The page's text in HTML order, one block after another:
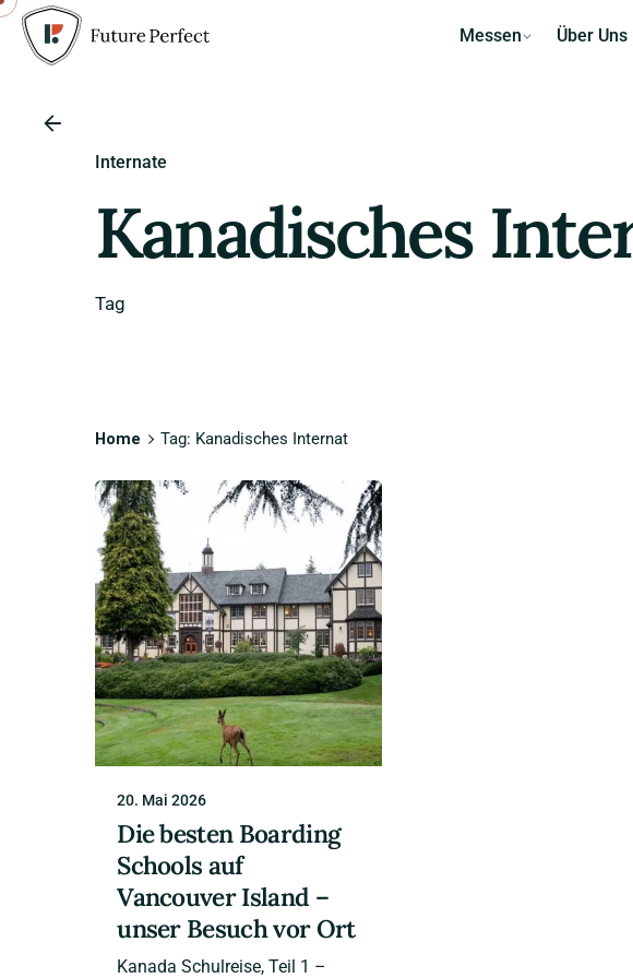
Messen Über Uns
Internate
Kanadisches
Tag
Home Tag: Kanadisches Internat
20. Mai 2026
Die besten Boarding
Schools auf
Vancouver Island –
unser Besuch vor Ort
Kanada Schulreise, Teil 1 –